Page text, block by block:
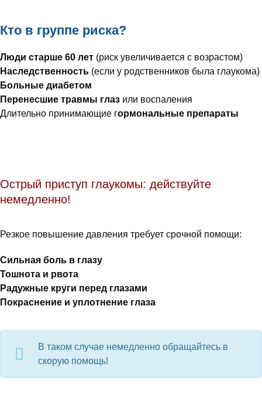
Кто в группе риска?
Люди старше 60 лет (риск увеличивается с возрастом)
Наследственность (если у родственников была глаукома)
Больные диабетом
Перенесшие травмы глаз или воспаления
Длительно принимающие гормональные препараты
Острый приступ глаукомы: действуйте
немедленно!
Резкое повышение давления требует срочной помощи:
Сильная боль в глазу
Тошнота и рвота
Радужные круги перед глазами
Покраснение и уплотнение глаза
В таком случае немедленно обращайтесь в
скорую помощь!